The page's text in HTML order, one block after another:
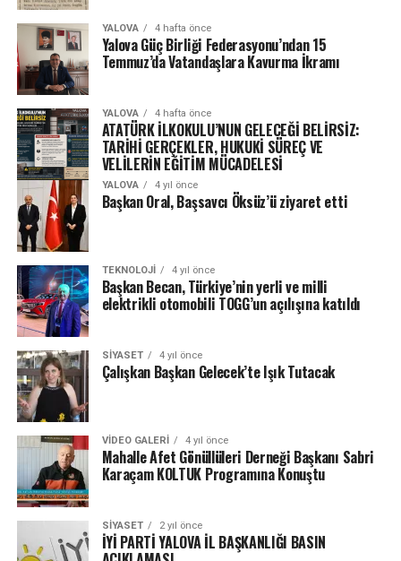
YALOVA 4 hafta önce
Yalova Güç Birliği Federasyonu’ndan 15
Temmuz’da Vatandaşlara Kavurma İkramı
YALOVA 4 hafta önce
ATATÜRK İLKOKULU’NUN GELECEĞİ BELİRSİZ:
TARİHİ GERÇEKLER, HUKUKİ SÜREÇ VE
VELİLERİN EĞİTİM MÜCADELESİ
YALOVA 4 yıl önce
Başkan Oral, Başsavcı Öksüz’ü ziyaret etti
TEKNOLOJI 4 yıl önce
Başkan Becan, Türkiye’nin yerli ve milli
elektrikli otomobili TOGG’un açılışına katıldı
SIYASET 4 yıl önce
Çalışkan Başkan Gelecek’te Işık Tutacak
VIDEO GALERI 4 yıl önce
Mahalle Afet Gönüllüleri Derneği Başkanı Sabri
Karaçam KOLTUK Programına Konuştu
SIYASET 2 yıl önce
İYİ PARTİ YALOVA İL BAŞKANLIĞI BASIN